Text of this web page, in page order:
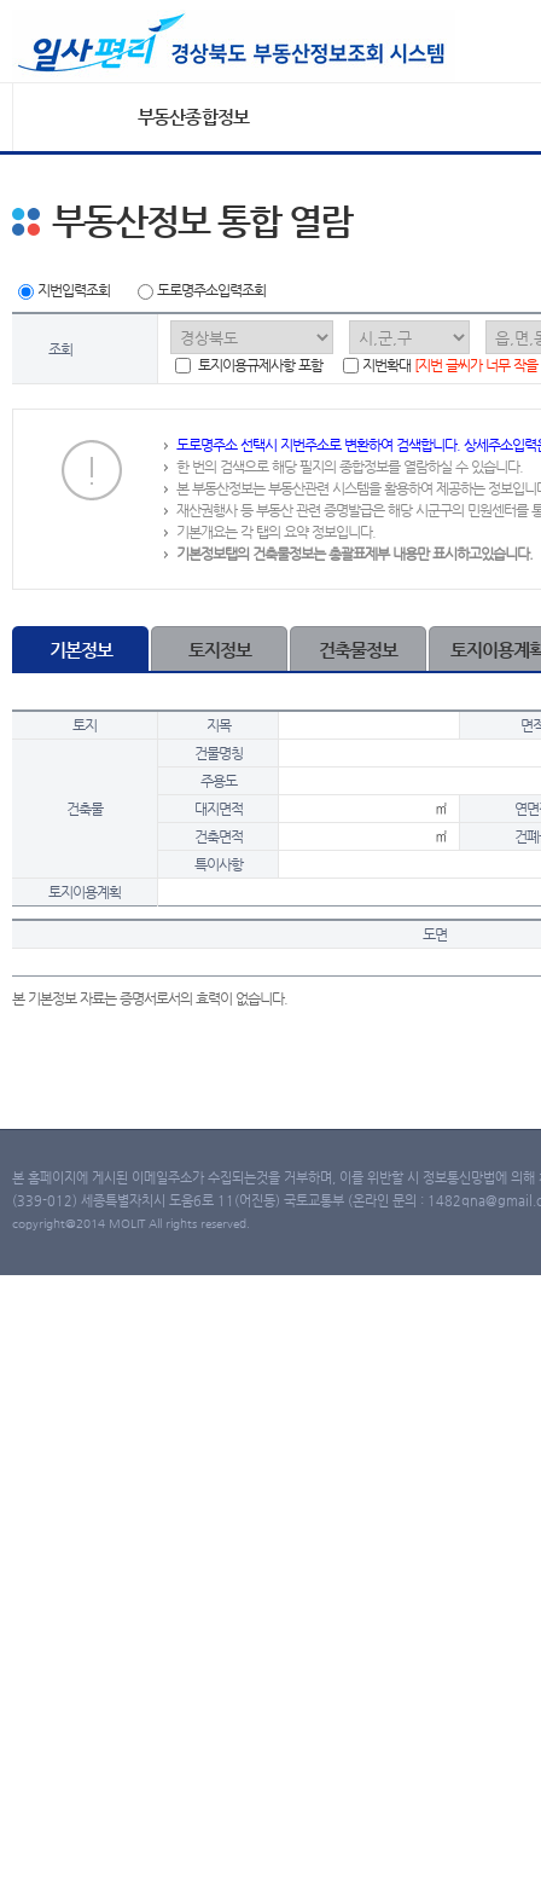
부동산종합정보
부동산정보 통합 열람
지번입력조회 도로명주소입력조회
조회
토지이용규제사항 포함
지번확대 [지번 글씨가 너무 작
도로명주소 선택시 지번주소로 변환하여 검색합니다. 상세주소입
한 번의 검색으로 해당 필지의 종합정보를 열람하실 수 있습니다.
본 부동산정보는 부동산관련 시스템을 활용하여 제공하는 정보입니
재산권행사 등 부동산 관련 증명발급은 해당 시군구의 민원센터를
기본개요는 각 탭의 요약 정보입니다.
기본정보탭의 건축물정보는 총괄표제부 내용만 표시하고있습니다.
기본정보 토지정보 건축물정보 토지이용계
토지 지목 면
건축물
건물명칭
주용도
대지면적
㎡
연
건축면적
㎡
건
특이사항
토지이용계획
도면
본 기본정보 자료는 증명서로서의 효력이 없습니다.
본 홈페이지에 게시된 이메일주소가 수집되는것을 거부하며, 이를 위반할 시 정보통신망법에 의
(339-012) 세종특별자치시 도움6로 11(어진동) 국토교통부 (온라인 문의 :
copyright@2014 MOLIT All rights reserved.